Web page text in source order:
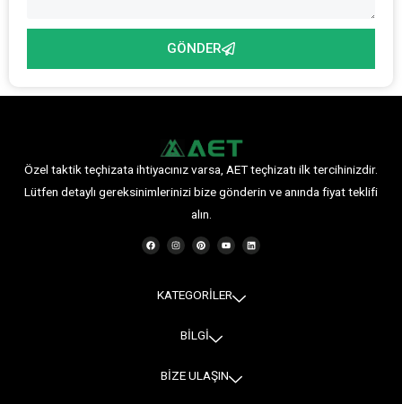
GÖNDER
Özel taktik teçhizata ihtiyacınız varsa, AET teçhizatı ilk tercihinizdir.
Lütfen detaylı gereksinimlerinizi bize gönderin ve anında fiyat teklifi
alın.
F
a
c
I
n
s
r
a
P
i
n
e
s
Y
o
u
e
L
i
n
KATEGORİLER
BİLGİ
BİZE ULAŞIN